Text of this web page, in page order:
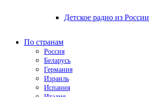
Детское радио из России
По странам
Россия
Беларусь
Германия
Израиль
Испания